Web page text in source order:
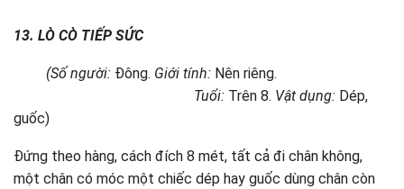
13. LÒ CÒ TIẾP SỨC
(Số người: Đông. Giới tính: Nên riêng.
Tuổi: Trên 8. Vật dụng: Dép,
guốc)
Đứng theo hàng, cách đích 8 mét, tất cả đi chân không,
một chân có móc một chiếc dép hay guốc dùng chân còn